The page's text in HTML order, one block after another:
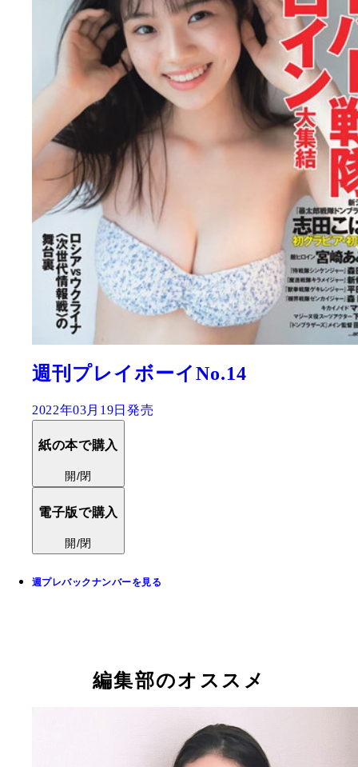
週刊プレイボーイNo.14
2022年03月19日発売
紙の本で購入
開/閉
電子版で購入
開/閉
週プレバックナンバーを見る
編集部のオススメ